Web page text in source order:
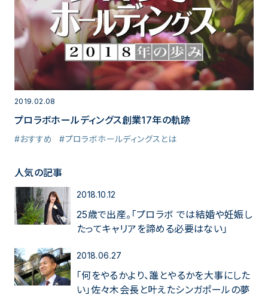
2019.02.08
プロラボホールディングス創業17年の軌跡
#おすすめ #プロラボホールディングスとは
人気の記事
2018.10.12
25歳で出産。「プロラボ では結婚や妊娠し
たってキャリアを諦める必要はない」
2018.06.27
「何をやるかより、誰とやるかを大事にした
い」佐々木会長と叶えたシンガポールの夢